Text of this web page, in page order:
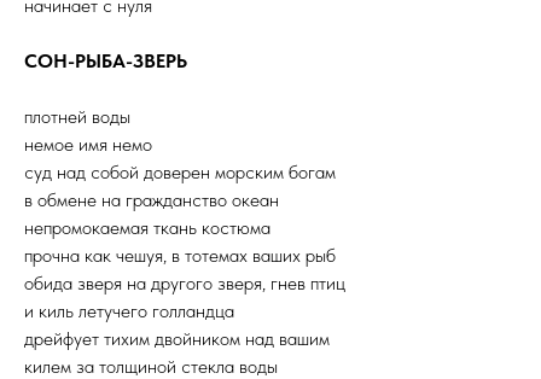
начинает с нуля
СОН-РЫБА-ЗВЕРЬ
плотней воды
немое имя немо
суд над собой доверен морским богам
в обмене на гражданство океан
непромокаемая ткань костюма
прочна как чешуя, в тотемах ваших рыб
обида зверя на другого зверя, гнев птиц
и киль летучего голландца
дрейфует тихим двойником над вашим
килем за толщиной стекла воды